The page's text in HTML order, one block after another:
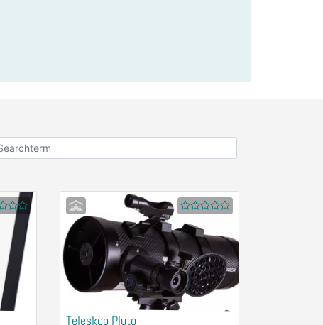
Teleskop Pluto